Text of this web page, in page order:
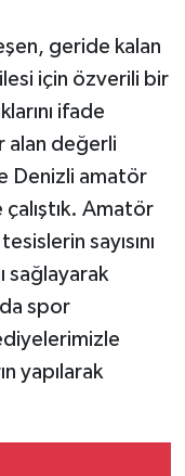
geride kalan
için özverili bir
ifade
alan değerli
Denizli amatör
Amatör
sayısını
sağlayarak
spor
yapılarak